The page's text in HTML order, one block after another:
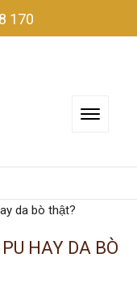
170
da bò thật?
HAY DA BÒ